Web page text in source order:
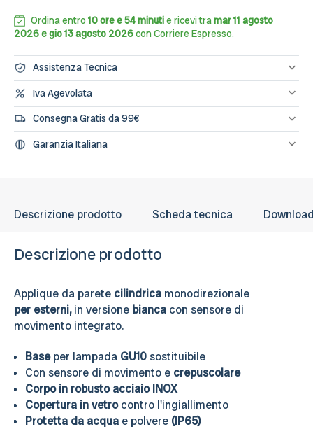
di
Applique
da
Esterno
GU10
con
sensore
Movimento
di
Applique
da
Esterno
IP65
GU10
con
sensore
Movimento
Ordina entro 10 ore e 54 minutie ricevi tramar 11 agosto
2026 e gio 13 agosto 2026con Corriere Espresso.
Assistenza Tecnica
oppure scrivici una mail a info@leddiretto.it
Iva Agevolata
concludere l'ordine direttamente dal sito segnalandolo nelle note
dell'ordine e provvederemo a fatturare e rettificare il pagamento
Consegna Gratis da 99€
Garanzia Italiana
Descrizione prodotto Scheda tecnica
Descrizione prodotto
Applique da parete cilindrica monodirezionale
per esterni,in versione bianca con sensore di
movimento integrato.
Baseper lampada GU10sostituibile
Con sensore di movimento e crepuscolare
Corpo in robusto acciaio INOX
Copertura in vetrocontro l'ingiallimento
Protetta da acqua e polvere (IP65)